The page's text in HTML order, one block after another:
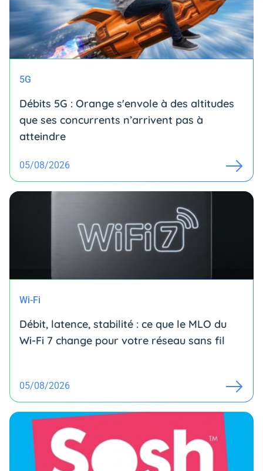
5G
Débits 5G : Orange s'envole à des altitudes
que ses concurrents n’arrivent pas à
atteindre
05/08/2026
Wi-Fi
Débit, latence, stabilité : ce que le MLO du
Wi-Fi 7 change pour votre réseau sans fil
05/08/2026